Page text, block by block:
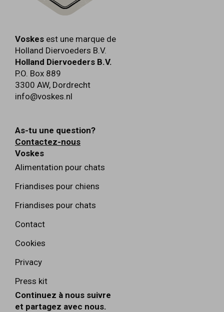
Voskes est une marque de
Holland Diervoeders B.V.
Holland Diervoeders B.V.
P.O. Box 889
3300 AW, Dordrecht
info@voskes.nl
As-tu une question?
Contactez-nous
Voskes
Alimentation pour chats
Friandises pour chiens
Friandises pour chats
Contact
Cookies
Privacy
Press kit
Continuez à nous suivre
et partagez avec nous.